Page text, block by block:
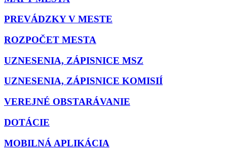
PREVÁDZKY V MESTE
ROZPOČET MESTA
UZNESENIA, ZÁPISNICE MSZ
UZNESENIA, ZÁPISNICE KOMISIÍ
VEREJNÉ OBSTARÁVANIE
DOTÁCIE
MOBILNÁ APLIKÁCIA